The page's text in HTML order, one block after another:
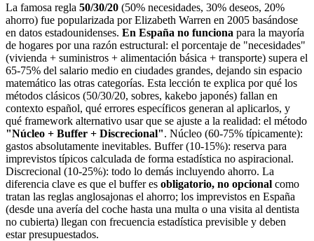
La famosa regla 50/30/20 (50% necesidades, 30% deseos, 20%
ahorro) fue popularizada por Elizabeth Warren en 2005 basándose
en datos estadounidenses. En España no funciona para la mayoría
de hogares por una razón estructural: el porcentaje de "necesidades"
(vivienda + suministros + alimentación básica + transporte) supera el
65-75% del salario medio en ciudades grandes, dejando sin espacio
matemático las otras categorías. Esta lección te explica por qué los
métodos clásicos (50/30/20, sobres, kakebo japonés) fallan en
contexto español, qué errores específicos generan al aplicarlos, y
qué framework alternativo usar que se ajuste a la realidad: el método
"Núcleo + Buffer + Discrecional". Núcleo (60-75% típicamente):
gastos absolutamente inevitables. Buffer (10-15%): reserva para
imprevistos típicos calculada de forma estadística no aspiracional.
Discrecional (10-25%): todo lo demás incluyendo ahorro. La
diferencia clave es que el buffer es obligatorio, no opcional como
tratan las reglas anglosajonas el ahorro; los imprevistos en España
(desde una avería del coche hasta una multa o una visita al dentista
no cubierta) llegan con frecuencia estadística previsible y deben
estar presupuestados.